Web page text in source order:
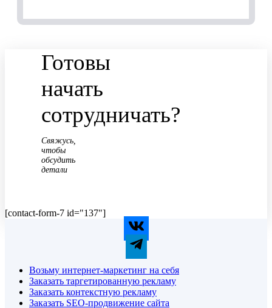
Готовы
начать
сотрудничать?
Свяжусь,
чтобы
обсудить
детали
[contact-form-7 id="137"]
Возьму интернет-маркетинг на себя
Заказать таргетированную рекламу
Заказать контекстную рекламу
Заказать SEO-продвижение сайта